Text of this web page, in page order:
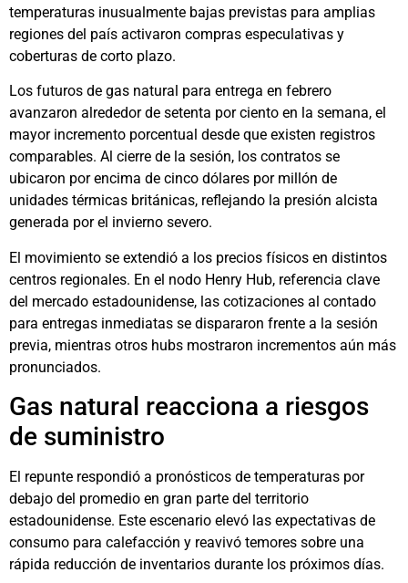
temperaturas inusualmente bajas previstas para amplias
regiones del país activaron compras especulativas y
coberturas de corto plazo.
Los futuros de gas natural para entrega en febrero
avanzaron alrededor de setenta por ciento en la semana, el
mayor incremento porcentual desde que existen registros
comparables. Al cierre de la sesión, los contratos se
ubicaron por encima de cinco dólares por millón de
unidades térmicas británicas, reflejando la presión alcista
generada por el invierno severo.
El movimiento se extendió a los precios físicos en distintos
centros regionales. En el nodo Henry Hub, referencia clave
del mercado estadounidense, las cotizaciones al contado
para entregas inmediatas se dispararon frente a la sesión
previa, mientras otros hubs mostraron incrementos aún más
pronunciados.
Gas natural reacciona a riesgos
de suministro
El repunte respondió a pronósticos de temperaturas por
debajo del promedio en gran parte del territorio
estadounidense. Este escenario elevó las expectativas de
consumo para calefacción y reavivó temores sobre una
rápida reducción de inventarios durante los próximos días.